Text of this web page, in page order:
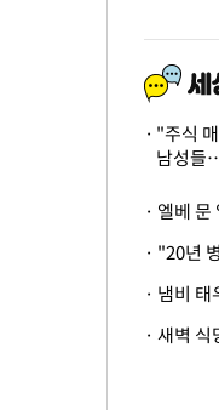
"주식
남성들